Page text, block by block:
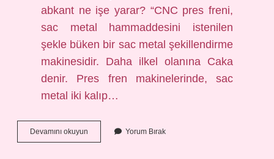
abkant ne işe yarar? “CNC pres freni,
sac metal hammaddesini istenilen
şekle büken bir sac metal şekillendirme
makinesidir. Daha ilkel olanına Caka
denir. Pres fren makinelerinde, sac
metal iki kalıp…
Devamını okuyun
Abkant
Yorum Bırak